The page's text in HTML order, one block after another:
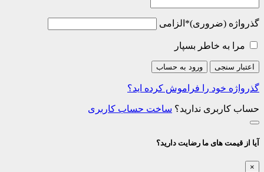
گذرواژه * الزامی
مرا به خاطر بسپار
اعتبار سنجی ورود به حساب
گذرواژه خود را فراموش کرده اید؟
حساب کاربری ندارید؟ ساخت حساب کاربری
آیا از قیمت های ما رضایت دارید؟
×